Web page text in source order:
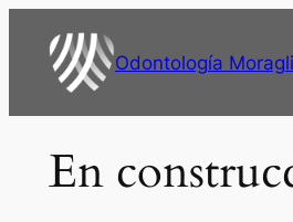
contenido
Odontología
En